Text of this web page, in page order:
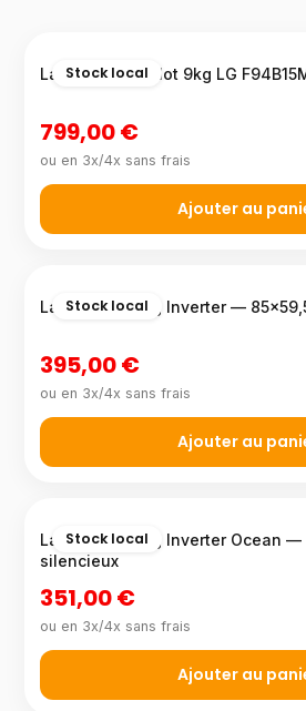
Stock local
Lave-linge hublot 9kg LG
799,00 €
ou en 3x/4x sans frais
Ajouter au
Stock local
Lave-linge 8 kg Inverter —
395,00 €
ou en 3x/4x sans frais
Ajouter au
Stock local
Lave-linge 7 kg Inverter Ocean —
silencieux
351,00 €
ou en 3x/4x sans frais
Ajouter au